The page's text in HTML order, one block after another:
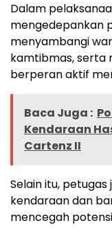
Dalam
mengedepankan
menyambangi
kamtibmas, serta
berperan aktif
Baca Juga :
Kendaraan
Cartenz II
Selain itu,
kendaraan dan
mencegah